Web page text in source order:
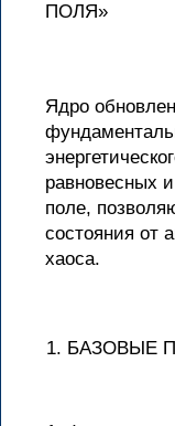
ПОЛЯ»
Ядро
равновесных
поле,
состояния от
хаоса.
БАЗОВЫЕ